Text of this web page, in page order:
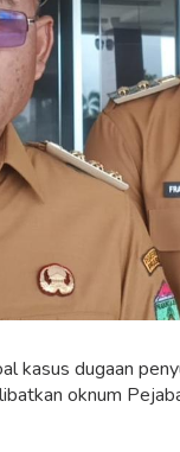
kasus dugaan
oknum